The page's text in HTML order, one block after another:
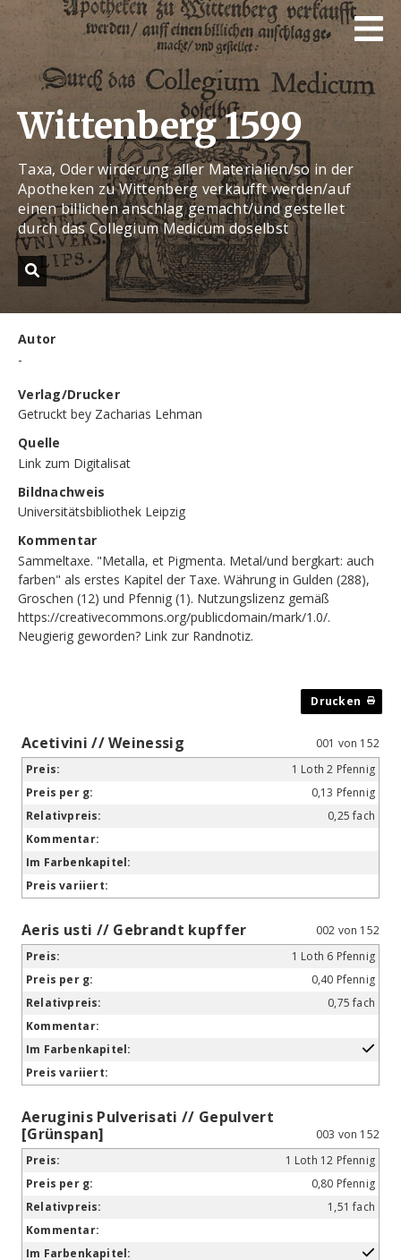
Wittenberg 1599
Taxa, Oder wirderung aller Materialien/so in der
Apotheken zu Wittenberg verkaufft werden/auf
einen billichen anschlag gemacht/und gestellet
durch das Collegium Medicum doselbst
Autor
-
Verlag/Drucker
Getruckt bey Zacharias Lehman
Quelle
Link zum Digitalisat
Bildnachweis
Universitätsbibliothek Leipzig
Kommentar
Sammeltaxe. "Metalla, et Pigmenta. Metal/und bergkart: auch
farben" als erstes Kapitel der Taxe. Währung in Gulden (288),
Groschen (12) und Pfennig (1). Nutzungslizenz gemäß
https://creativecommons.org/publicdomain/mark/1.0/.
Neugierig geworden? Link zur Randnotiz.
Acetivini // Weinessig
001 von 152
1 Loth 2 Pfennig
0,13 Pfennig
0,25 fach
Aeris usti // Gebrandt kupffer
002 von 152
1 Loth 6 Pfennig
0,40 Pfennig
0,75 fach
Aeruginis Pulverisati // Gepulvert
[Grünspan]
003 von 152
1 Loth 12 Pfennig
0,80 Pfennig
1,51 fach